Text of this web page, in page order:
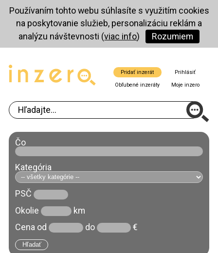
Používaním tohto webu súhlasíte s využitím cookies
na poskytovanie služieb, personalizáciu reklám a
analýzu návštevnosti (viac info) Rozumiem
Pridať inzerát
Prihlásiť
Obľubené inzeráty
Moje inzero
Čo
Kategória
PSČ
Okolie
km
Cena od do €